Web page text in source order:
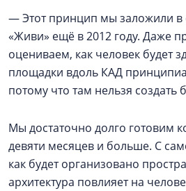
— Этот принцип мы заложили в
«Живи» ещё в 2012 году. Даже
оцениваем, как человек будет
площадки вдоль КАД
потому что там нельзя создать
Мы достаточно долго готовим
девяти месяцев и больше. С
как будет организовано
архитектура повлияет на